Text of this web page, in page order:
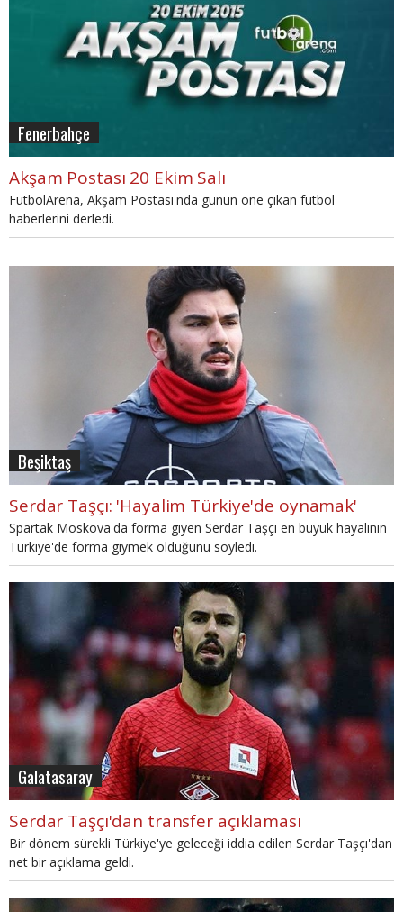
Fenerbahçe
Akşam Postası 20 Ekim Salı
FutbolArena, Akşam Postası'nda günün öne çıkan futbol
haberlerini derledi.
Beşiktaş
Serdar Taşçı: 'Hayalim Türkiye'de oynamak'
Spartak Moskova'da forma giyen Serdar Taşçı en büyük hayalinin
Türkiye'de forma giymek olduğunu söyledi.
Galatasaray
Serdar Taşçı'dan transfer açıklaması
Bir dönem sürekli Türkiye'ye geleceği iddia edilen Serdar Taşçı'dan
net bir açıklama geldi.